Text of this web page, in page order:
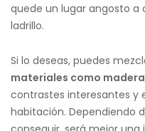
quede un lugar angosto a
ladrillo.
Si lo deseas, puedes
materiales como madera
contrastes interesantes y
habitación. Dependiendo